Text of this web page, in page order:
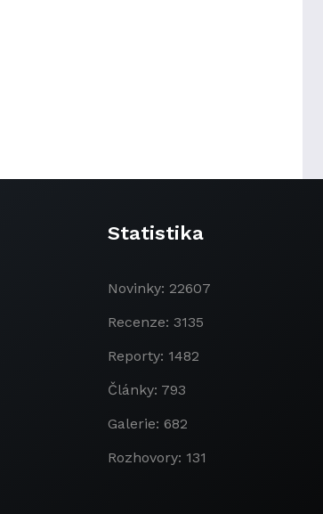
Statistika
Novinky: 22607
Recenze: 3135
Reporty: 1482
Články: 793
Galerie: 682
Rozhovory: 131